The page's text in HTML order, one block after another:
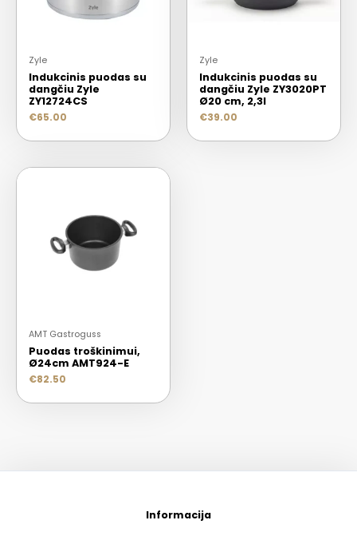
Zyle
Indukcinis puodas su
dangčiu Zyle
ZY12724CS
€65.00
Zyle
Indukcinis puodas su
dangčiu Zyle ZY3020PT
Ø20 cm, 2,3l
€39.00
AMT Gastroguss
Puodas troškinimui,
Ø24cm AMT924-E
€82.50
Informacija